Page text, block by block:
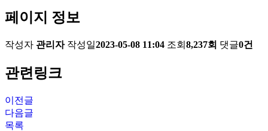
페이지 정보
작성자 관리자 작성일2023-05-08 11:04 조회 8,237회 댓글0건
관련링크
이전글
다음글
목록